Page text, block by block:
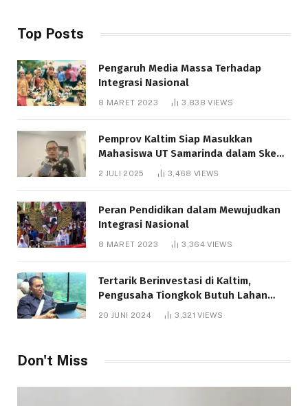
Top Posts
Pengaruh Media Massa Terhadap
Integrasi Nasional
8 MARET 2023 3,838VIEWS
Pemprov Kaltim Siap Masukkan
Mahasiswa UT Samarinda dalam Skema
Bantuan Pendidikan Gratispol
2 JULI 2025 3,468 VIEWS
Peran Pendidikan dalam Mewujudkan
Integrasi Nasional
8 MARET 2023 3,364VIEWS
Tertarik Berinvestasi di Kaltim,
Pengusaha Tiongkok Butuh Lahan
1.000 Hektare
20 JUNI 2024 3,321VIEWS
Don't Miss